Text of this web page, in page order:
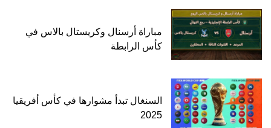
مباراة أرسنال وكريستال بالاس في
كأس الرابطة
السنغال تبدأ مشوارها في كأس أفريقيا
2025